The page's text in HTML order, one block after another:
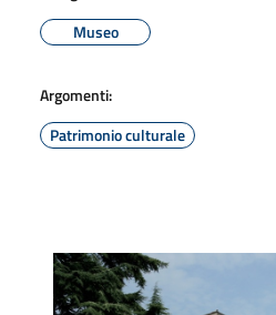
Museo
Argomenti:
Patrimonio culturale